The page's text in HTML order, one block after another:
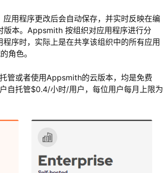
用程序更改后会自动保存，并实时反映在编
本。Appsmith 按组织对应用程序进行分
序时，实际上是在共享该组织中的所有应用
角色。
管或者使用Appsmith的云版本，均是免费
自托管$0.4/小时/用户，每位用户每月上限为